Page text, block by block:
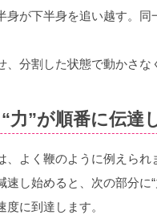
身が下半身を追い越す。
、分割した状態で動かさ
力”が順番に伝達
、よく鞭のように例えられ
し始めると、次の部分に
に到達します。